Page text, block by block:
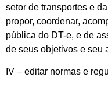
setor de transportes e
propor, coordenar,
pública do DT-e, e de
de seus objetivos e seu
IV – editar normas e